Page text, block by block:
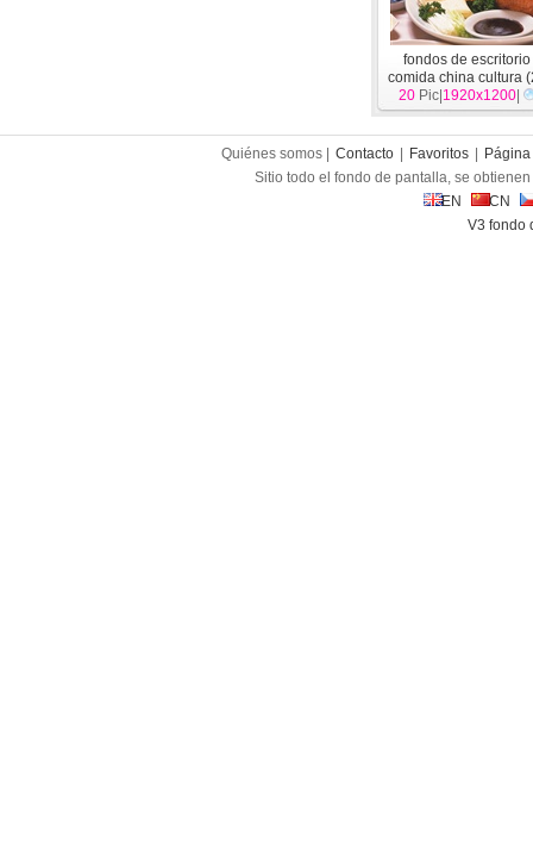
fondos de
comida china cultura
20 Pic| 1920x1200
Quiénes somos | Contacto Favoritos
Sitio todo el fondo de pantalla, se
EN
CN
V3 fondo